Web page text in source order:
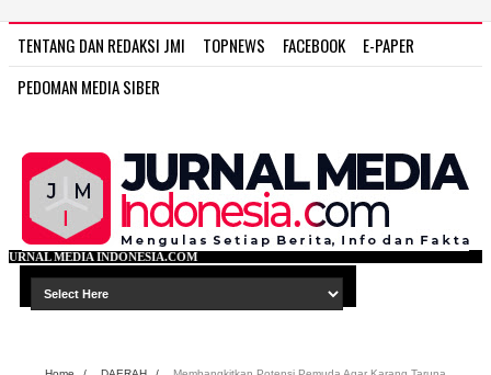
TENTANG DAN REDAKSI JMI TOPNEWS FACEBOOK
E-PAPER
PEDOMAN MEDIA SIBER